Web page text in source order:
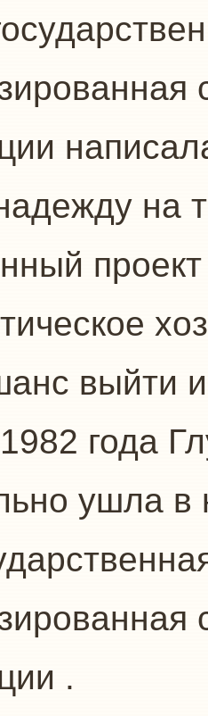
на
выйти
года
ушла
.